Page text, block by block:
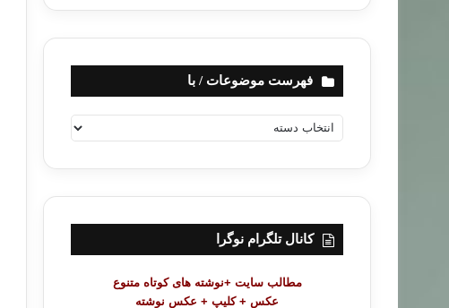
فهرست موضوعات / با
ه
ت
ض
کانال تلگرام نوگرا
مطالب سایت +نوشته های کوتاه متنوع
عکس + کلیپ + عکس نوشته